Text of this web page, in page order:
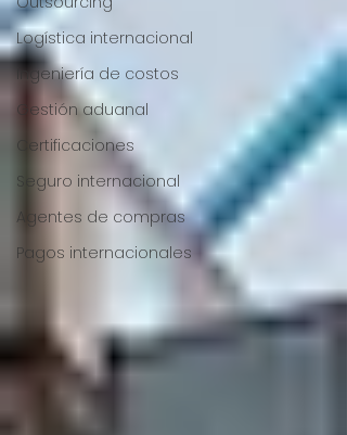
Logística internacional
Ingeniería de costos
Gestión aduanal
Certificaciones
Seguro internacional
Agentes de compras
Pagos internacionales